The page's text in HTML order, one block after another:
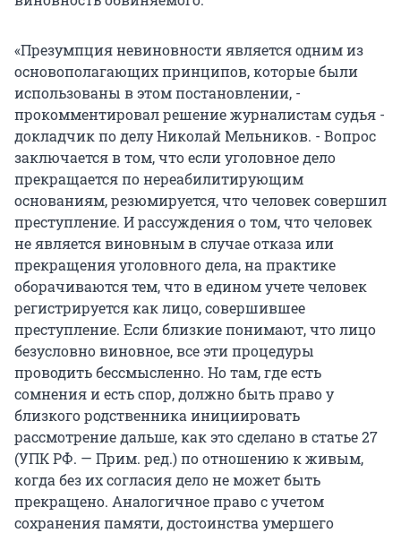
«Презумпция невиновности является одним из
основополагающих принципов, которые были
использованы в этом постановлении, -
прокомментировал решение журналистам судья -
докладчик по делу Николай Мельников. - Вопрос
заключается в том, что если уголовное дело
прекращается по нереабилитирующим
основаниям, резюмируется, что человек совершил
преступление. И рассуждения о том, что человек
не является виновным в случае отказа или
прекращения уголовного дела, на практике
оборачиваются тем, что в едином учете человек
регистрируется как лицо, совершившее
преступление. Если близкие понимают, что лицо
безусловно виновное, все эти процедуры
проводить бессмысленно. Но там, где есть
сомнения и есть спор, должно быть право у
близкого родственника инициировать
рассмотрение дальше, как это сделано в статье 27
(УПК РФ. — Прим. ред.) по отношению к живым,
когда без их согласия дело не может быть
прекращено. Аналогичное право с учетом
сохранения памяти, достоинства умершего